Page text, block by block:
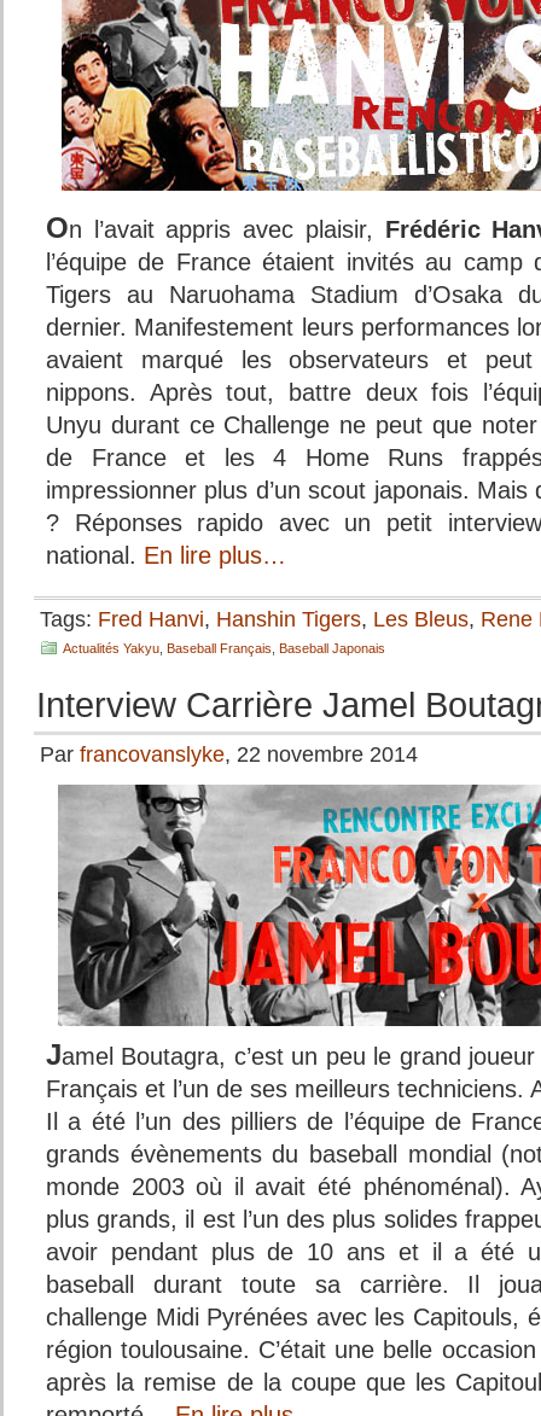
On l’avait appris avec plaisir, Frédéric
l’équipe de France étaient invités au camp
Tigers au Naruohama Stadium d’Osaka
dernier. Manifestement leurs performances
avaient marqué les observateurs et
nippons. Après tout, battre deux fois
Unyu durant ce Challenge ne peut que
de France et les 4 Home Runs
impressionner plus d’un scout japonais. Mais
? Réponses rapido avec un petit
national. En lire plus…
Tags: Fred Hanvi, Hanshin Tigers, Les Bleus, Rene
Actualités Yakyu Baseball Français Baseball Japonais
Interview Carrière Jamel
Par francovanslyke, 22 novembre 2014
Jamel Boutagra, c’est un peu le grand
Français et l’un de ses meilleurs techniciens.
Il a été l’un des pilliers de l’équipe de
grands évènements du baseball mondial
monde 2003 où il avait été phénoménal).
plus grands, il est l’un des plus solides
avoir pendant plus de 10 ans et il a été
baseball durant toute sa carrière. Il
challenge Midi Pyrénées avec les Capitouls,
région toulousaine. C’était une belle
après la remise de la coupe que les